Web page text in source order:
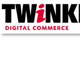
Twinkle
Digital
Commerce
Hoofdmenu